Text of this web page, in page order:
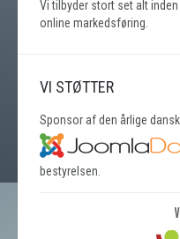
Vi tilbyder stort set alt
online markedsføring.
VI STØTTER
Sponsor af den årlige
bestyrelsen.